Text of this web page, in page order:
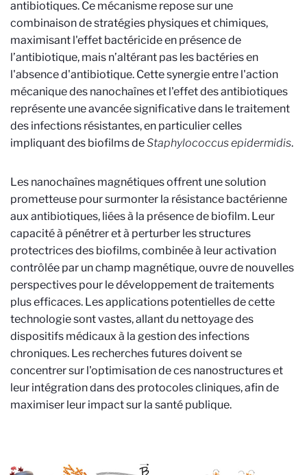
antibiotiques. Ce mécanisme repose sur une
combinaison de stratégies physiques et chimiques,
maximisant l'effet bactéricide en présence de
l’antibiotique, mais n’altérant pas les bactéries en
l'absence d'antibiotique. Cette synergie entre l'action
mécanique des nanochaînes et l'effet des antibiotiques
représente une avancée significative dans le traitement
des infections résistantes, en particulier celles
impliquant des biofilms deStaphylococcus epidermidis.
Les nanochaînes magnétiques offrent une solution
prometteuse pour surmonter la résistance bactérienne
aux antibiotiques, liées à la présence de biofilm. Leur
capacité à pénétrer et à perturber les structures
protectrices des biofilms, combinée à leur activation
contrôlée par un champ magnétique, ouvre de nouvelles
perspectives pour le développement de traitements
plus efficaces. Les applications potentielles de cette
technologie sont vastes, allant du nettoyage des
dispositifs médicaux à la gestion des infections
chroniques. Les recherches futures doivent se
concentrer sur l'optimisation de ces nanostructures et
leur intégration dans des protocoles cliniques, afin de
maximiser leur impact sur la santé publique.